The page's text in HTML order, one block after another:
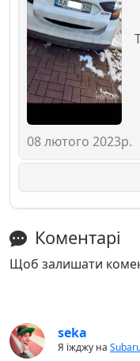
08 лютого 2023р.
Коментарі
Щоб залишати
seka
Я їжджу на